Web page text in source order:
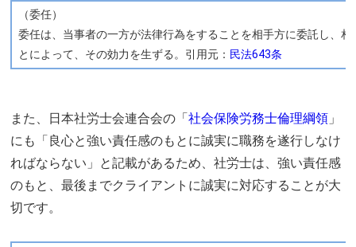
（委任）
委任は、当事者の一方が法律行為をすることを相手方に委託し、
とによって、その効力を生ずる。引用元： 民法643条
また、日本社労士会連合会の「社会保険労務士倫理綱領 」
にも「良心と強い責任感のもとに誠実に職務を遂行しなけ
ればならない」と記載があるため、社労士は、強い責任感
のもと、最後までクライアントに誠実に対応することが大
切です。